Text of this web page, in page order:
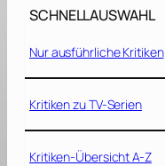
9
]
SCHNELLAUSWAHL
Nur ausführliche Kritiken
Kritiken zu TV-Serien
Kritiken-Übersicht A-Z